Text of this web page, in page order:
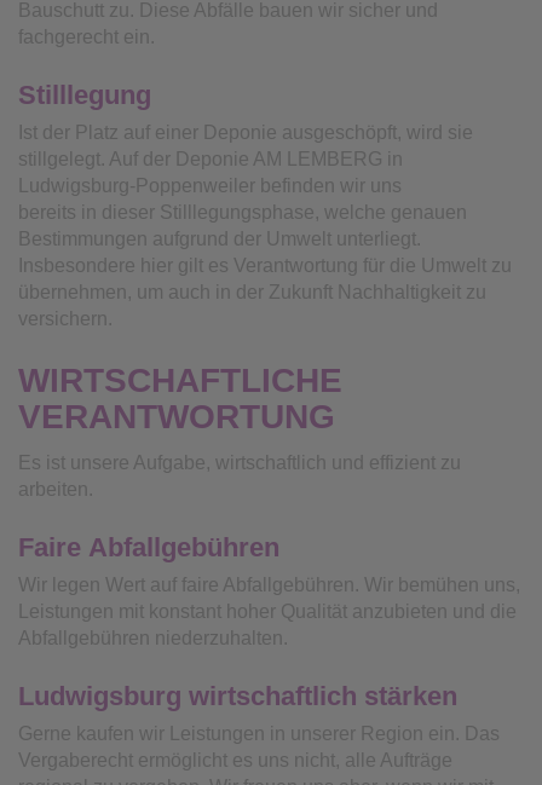
Bauschutt zu. Diese Abfälle bauen wir sicher und
fachgerecht ein.
Stilllegung
Ist der Platz auf einer Deponie ausgeschöpft, wird sie
stillgelegt. Auf der Deponie AM LEMBERG in
Ludwigsburg-Poppenweiler befinden wir uns
bereits in dieser Stilllegungsphase, welche genauen
Bestimmungen aufgrund der Umwelt unterliegt.
Insbesondere hier gilt es Verantwortung für die Umwelt zu
übernehmen, um auch in der Zukunft Nachhaltigkeit zu
versichern.
WIRTSCHAFTLICHE
VERANTWORTUNG
Es ist unsere Aufgabe, wirtschaftlich und effizient zu
arbeiten.
Faire Abfallgebühren
Wir legen Wert auf faire Abfallgebühren. Wir bemühen uns,
Leistungen mit konstant hoher Qualität anzubieten und die
Abfallgebühren niederzuhalten.
Ludwigsburg wirtschaftlich stärken
Gerne kaufen wir Leistungen in unserer Region ein. Das
Vergaberecht ermöglicht es uns nicht, alle Aufträge